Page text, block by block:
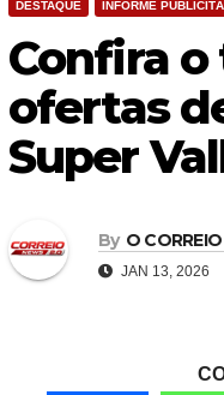
DESTAQUE INFORME
Confira
ofertas
Super
By O
JAN 13, 2026